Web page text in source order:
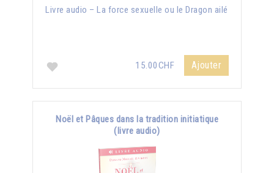
Livre audio – La force sexuelle ou le Dragon ailé
15.00CHF Ajouter
Noël et Pâques dans la tradition initiatique
(livre audio)